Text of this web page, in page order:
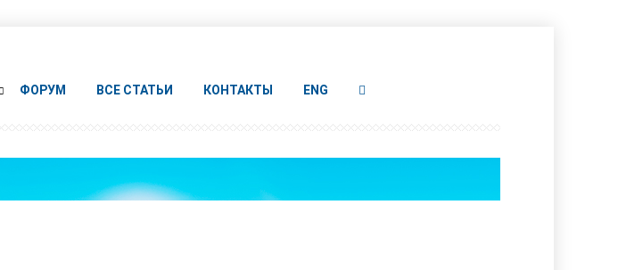
ФОРУМ ВСЕ СТАТЬИ КОНТАКТЫ ENG